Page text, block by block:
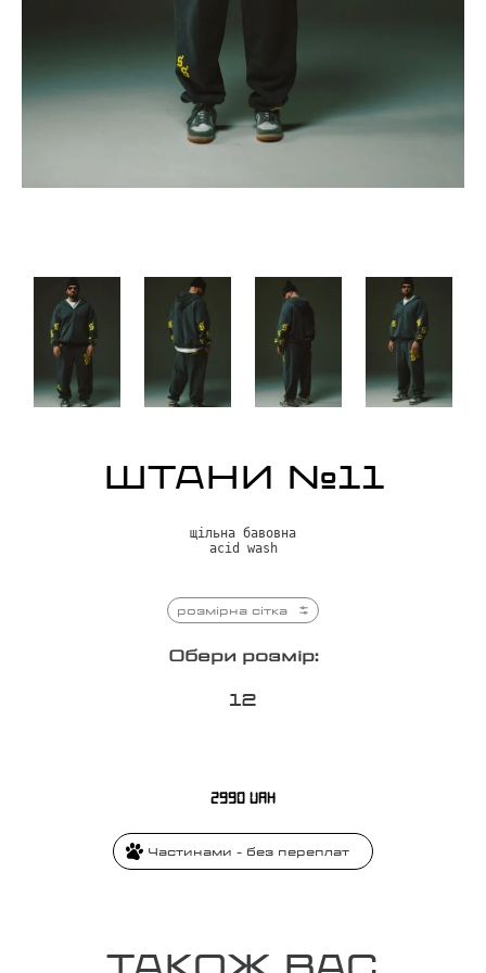
ШТАНИ №11
щільна бавовна
acid wash
розмірна сітка
Обери розмір:
12
2990 UAH
Частинами - без переплат